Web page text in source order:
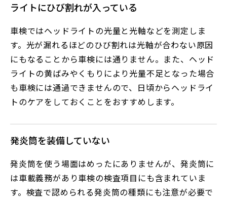
ライトにひび割れが入っている
車検ではヘッドライトの光量と光軸などを測定しま
す。光が漏れるほどのひび割れは光軸が合わない原因
にもなることから車検には通りません。また、ヘッド
ライトの黄ばみやくもりにより光量不足となった場合
も車検には通過できませんので、日頃からヘッドライ
トのケアをしておくことをおすすめします。
発炎筒を装備していない
発炎筒を使う場面はめったにありませんが、発炎筒に
は車載義務があり車検の検査項目にも含まれていま
す。検査で認められる発炎筒の種類にも注意が必要で